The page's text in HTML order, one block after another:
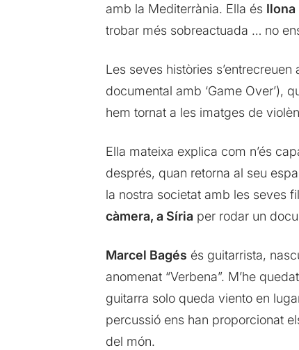
amb la Mediterrània. Ella és Ilona
trobar més sobreactuada … no
Les seves històries
documental amb ‘Game Over’),
hem tornat a les imatges de
Ella mateixa explica com n’és
després, quan retorna al seu
la nostra societat amb les seves
càmera, a Síria per rodar un
Marcel Bagés és guitarrista,
anomenat “Verbena”. M’he
guitarra solo queda viento en
percussió ens han proporcionat
del món.